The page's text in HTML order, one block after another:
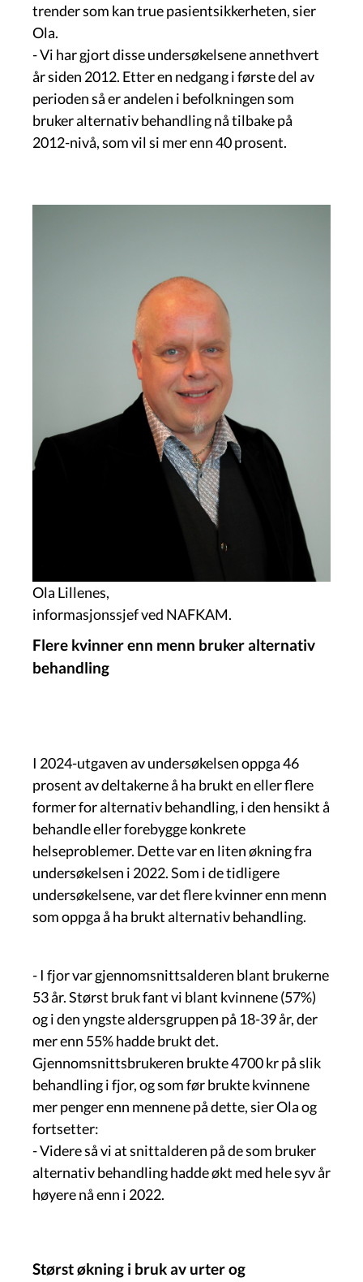
trender som kan true pasientsikkerheten, sier
Ola.
- Vi har gjort disse undersøkelsene annethvert
år siden 2012. Etter en nedgang i første del av
perioden så er andelen i befolkningen som
bruker alternativ behandling nå tilbake på
2012-nivå, som vil si mer enn 40 prosent.
Ola Lillenes,
informasjonssjef ved NAFKAM.
Flere kvinner enn menn bruker alternativ
behandling
I 2024-utgaven av undersøkelsen oppga 46
prosent av deltakerne å ha brukt en eller flere
former for alternativ behandling, i den hensikt å
behandle eller forebygge konkrete
helseproblemer. Dette var en liten økning fra
undersøkelsen i 2022. Som i de tidligere
undersøkelsene, var det flere kvinner enn menn
som oppga å ha brukt alternativ behandling.
- I fjor var gjennomsnittsalderen blant brukerne
53 år. Størst bruk fant vi blant kvinnene (57%)
og i den yngste aldersgruppen på 18-39 år, der
mer enn 55% hadde brukt det.
Gjennomsnittsbrukeren brukte 4700 kr på slik
behandling i fjor, og som før brukte kvinnene
mer penger enn mennene på dette, sier Ola og
fortsetter:
- Videre så vi at snittalderen på de som bruker
alternativ behandling hadde økt med hele syv år
høyere nå enn i 2022.
Størst økning i bruk av urter og